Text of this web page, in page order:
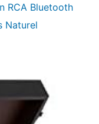
RCA Bluetooth
Naturel